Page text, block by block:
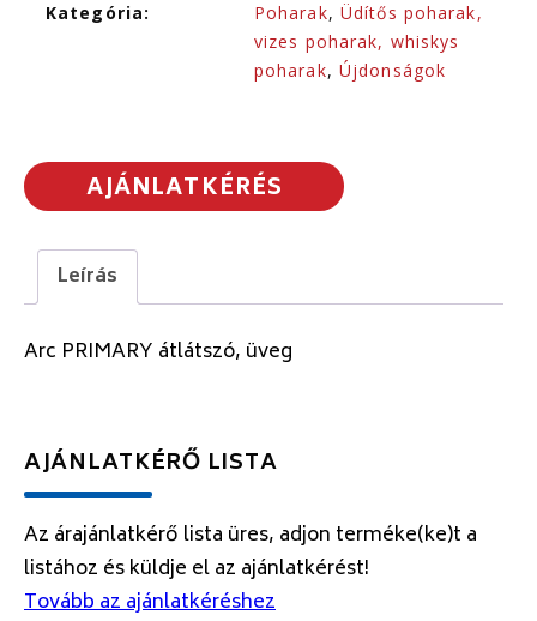
Kategória:
Poharak, Üdítős poharak,
vizes poharak, whiskys
poharak, Újdonságok
AJÁNLATKÉRÉS
Leírás
Arc PRIMARY átlátszó, üveg
AJÁNLATKÉRŐ LISTA
Az árajánlatkérő lista üres, adjon terméke(ke)t a
listához és küldje el az ajánlatkérést!
Tovább az ajánlatkéréshez